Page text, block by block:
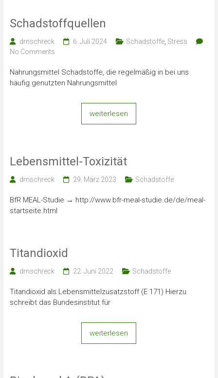
Schadstoffquellen
drnschreck 6. Juli 2024 Schadstoffe, Stress
No Comments
Nahrungsmittel Schadstoffe, die regelmäßig in bei uns
häufig genutzten Nahrungsmittel
weiterlesen
Lebensmittel-Toxizität
drnschreck 29. März 2023 Schadstoffe
BfR MEAL-Studie → http://www.bfr-meal-studie.de/de/meal-
startseite.html
Titandioxid
drnschreck 22. Juni 2022 Schadstoffe
Titandioxid als Lebensmittelzusatzstoff (E 171) Hierzu
schreibt das Bundesinstitut für
weiterlesen